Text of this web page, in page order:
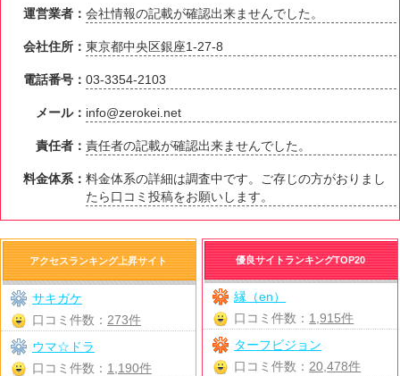
運営業者：会社情報の記載が確認出来ませんでした。
会社住所：東京都中央区銀座1-27-8
電話番号：03-3354-2103
メール： info@zerokei.net
責任者：責任者の記載が確認出来ませんでした。
料金体系：料金体系の詳細は調査中です。ご存じの方がおりまし
たら口コミ投稿をお願いします。
優良サイトランキングTOP20
縁（en）
口コミ件数： 1,915件
ターフビジョン
口コミ件数： 20,478件
アクセスランキング上昇サイト
サキガケ
口コミ件数： 273件
ウマ☆ドラ
口コミ件数： 1,190件